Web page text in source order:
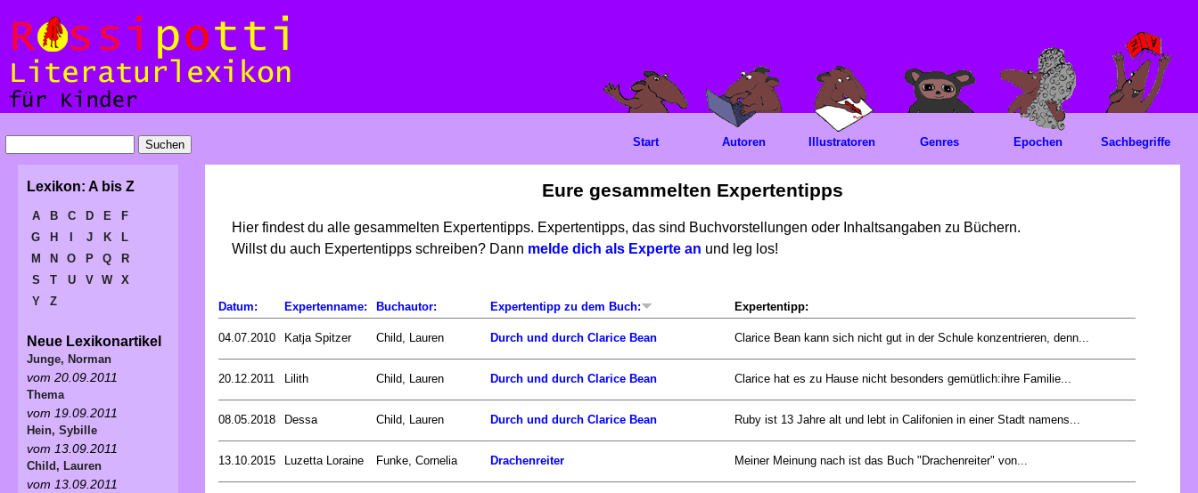
Eure gesammelten Expertentipps
Hier findest du alle gesammelten Expertentipps. Expertentipps, das sind Buchvorstellungen oder Inhaltsangaben zu Büchern.
Willst du auch Expertentipps schreiben? Dann melde dich als Experte an und leg los!
Datum: Expertenname: Buchautor: Expertentipp zu dem Buch: Expertentipp:
04.07.2010 Katja Spitzer Child, Lauren Durch und durch Clarice Bean Clarice Bean kann sich nicht gut in der Schule konzentrieren, denn...
20.12.2011 Lilith Child, Lauren Durch und durch Clarice Bean Clarice hat es zu Hause nicht besonders gemütlich:ihre Familie...
08.05.2018 Dessa Child, Lauren Durch und durch Clarice Bean Ruby ist 13 Jahre alt und lebt in Califonien in einer Stadt namens...
13.10.2015 Luzetta Loraine Funke, Cornelia Drachenreiter Meiner Meinung nach ist das Buch "Drachenreiter" von...
Start Autoren Illustratoren Genres Epochen Sachbegriffe
Lexikon: A bis Z
A B C D E
F
G
H J K
L
M
N O P Q
R
S
T U V W
X
Y
Z
Neue Lexikonartikel
Junge, Norman
vom 20.09.2011
Thema
vom 19.09.2011
Hein, Sybille
vom 13.09.2011
Child, Lauren
vom 13.09.2011